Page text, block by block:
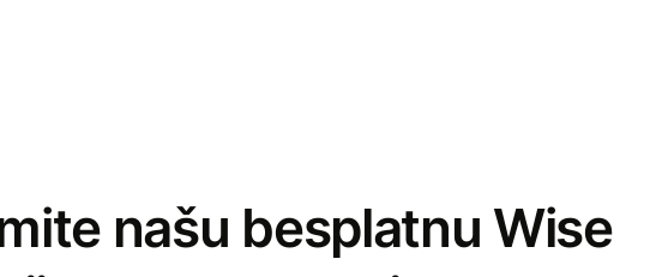
našu besplatnu Wise